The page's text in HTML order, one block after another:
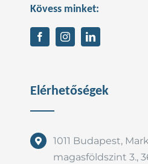
Kövess minket:
Elérhetőségek
1011 Budapest,
magasföldszint 3.,